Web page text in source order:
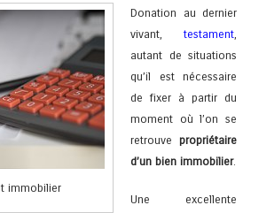
immobilier
Donation au dernier
vivant,testament,
autant de situations
qu’il est nécessaire
de fixer à partir du
moment où l’on se
retrouve propriétaire
d’un bien immobilier.
Une excellente